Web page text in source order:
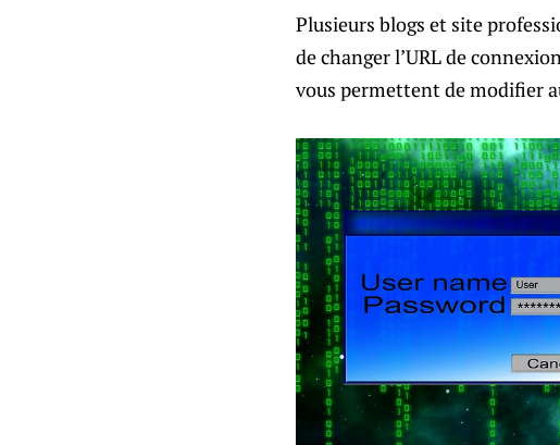
Plusieurs blogs et site
de changer l’URL de
vous permettent de modifier